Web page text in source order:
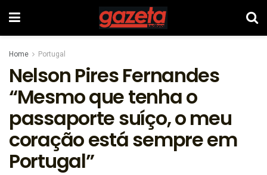
Home Portugal
Nelson Pires Fernandes
“Mesmo que tenha o
passaporte suíço, o meu
coração está sempre em
Portugal”